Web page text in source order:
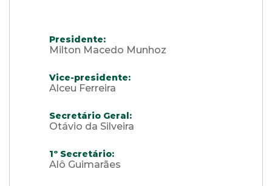
Presidente:
Milton Macedo Munhoz
Vice-presidente:
Alceu Ferreira
Secretário Geral:
Otávio da Silveira
1º Secretário:
Alô Guimarães